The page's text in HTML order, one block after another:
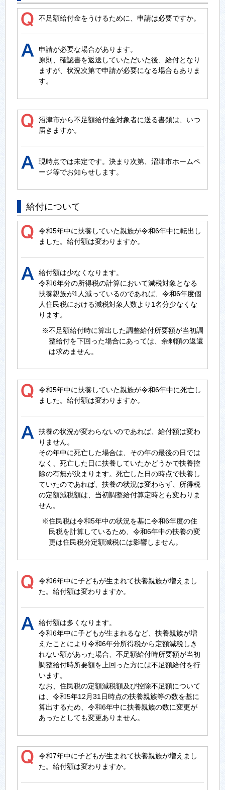
不足額給付金をうけるために、申請は必要ですか。
申請が必要な場合があります。
原則、確認書を返送していただいた後、給付となり
ますが、状況次第で申請が必要になる場合もありま
す。
沼津市から不足額給付金対象者に送る書類は、いつ
届きますか。
現時点では未定です。決まり次第、沼津市ホームペ
ージ等でお知らせします。
給付について
令和5年中に扶養していた親族が令和6年中に転出し
ました。給付額は変わりますか。
給付額は少なくなります。
令和6年分の所得税の計算において減税対象となる
扶養親族が1人減っているのであれば、令和6年度個
人住民税における減税対象人数より1名分少なくな
ります。
※不足額給付時に算出した調整給付所要額が当初調
整給付を下回った場合にあっては、余剰額の返還
は求めません。
令和5年中に扶養していた親族が令和6年中に死亡し
ました。給付額は変わりますか。
扶養の状況が変わらないのであれば、給付額は変わ
りません。
その年中に死亡した場合は、その年の最後の日では
なく、死亡した日に扶養していたかどうかで扶養控
除の有無が決まります。死亡した日の時点で扶養し
ていたのであれば、扶養の状況は変わらず、所得税
の定額減税額は、当初調整給付算定時とも変わりま
せん。
※住民税は令和5年中の状況を基に令和6年度の住
民税を計算しているため、令和6年中の扶養の変
更は住民税分定額減税には影響しません。
令和6年中に子どもが生まれて扶養親族が増えまし
た。給付額は変わりますか。
給付額は多くなります。
令和6年中に子どもが生まれるなど、扶養親族が増
えたことにより令和6年分所得税から定額減税しき
れない額があった場合、不足額給付時所要額が当初
調整給付時所要額を上回った方には不足額給付を行
います。
なお、住民税の定額減税額及び控除不足額について
は、令和5年12月31日時点の扶養親族等の数を基に
算出するため、令和6年中に扶養親族の数に変更が
あったとしても変更ありません。
令和7年中に子どもが生まれて扶養親族が増えまし
た。給付額は変わりますか。